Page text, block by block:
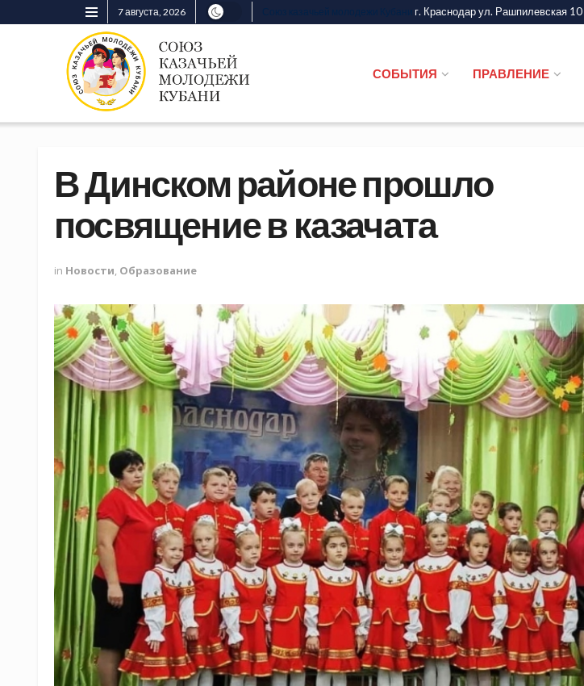
7 августа, 2026 г. Краснодар ул. Рашпилевская 10
СОБЫТИЯ ПРАВЛЕНИЕ
В Динском районе прошло
посвящение в казачата
in Новости Образование